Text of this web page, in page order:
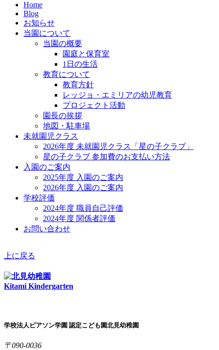
Home
Blog
お知らせ
当園について
当園の概要
園庭と保育室
1日の生活
教育について
教育方針
レッジョ・エミリアの幼児教育
プロジェクト活動
園長の挨拶
地図・駐車場
未就園児クラス
2026年度 未就園児クラス「星の子クラブ」
星の子クラブ 参加費のお支払い方法
入園のご案内
2025年度 入園のご案内
2026年度 入園のご案内
学校評価
2024年度 職員自己評価
2024年度 関係者評価
お問い合わせ
上に戻る
Kitami Kindergarten
学校法人ピアソン学園 認定こども園北見幼稚園
〒090-0036